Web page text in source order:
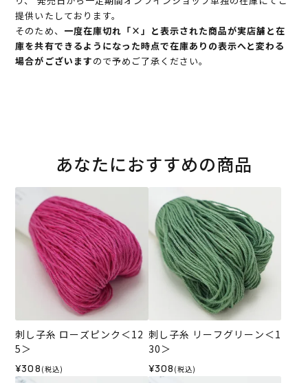
提供いたしております。
そのため、 一度在庫切れ「×」と表示された商品が実店舗と在
庫を共有できるようになった時点で在庫ありの表示へと変わる
場合がございますので予めご了承ください。
あなたにおすすめの商品
刺し子糸 ローズピンク＜12
5＞
¥308 (税込)
刺し子糸 リーフグリーン＜1
30＞
¥308 (税込)